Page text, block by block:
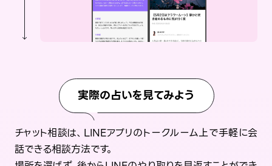
実際の占いを見てみよう
チャット相談は、LINEアプリのトークルーム上で手軽に会
話できる相談方法です。